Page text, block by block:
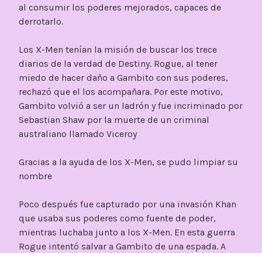
al consumir los poderes mejorados, capaces de
derrotarlo.
Los X-Men tenían la misión de buscar los trece
diarios de la verdad de Destiny. Rogue, al tener
miedo de hacer daño a Gambito con sus poderes,
rechazó que el los acompañara. Por este motivo,
Gambito volvió a ser un ladrón y fue incriminado por
Sebastian Shaw por la muerte de un criminal
australiano llamado Viceroy
Gracias a la ayuda de los X-Men, se pudo limpiar su
nombre
Poco después fue capturado por una invasión Khan
que usaba sus poderes como fuente de poder,
mientras luchaba junto a los X-Men. En esta guerra
Rogue intentó salvar a Gambito de una espada. A